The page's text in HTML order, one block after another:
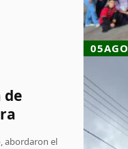
05AGO
de
abordaron el